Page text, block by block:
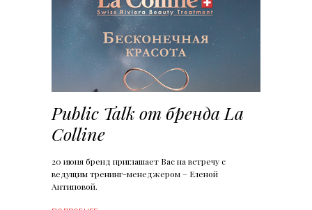
Public Talk от бренда La
Colline
20 июня бренд приглашает Вас на встречу с
ведущим тренинг-менеджером – Еленой
Антиповой.